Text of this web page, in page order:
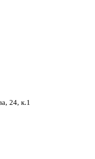
24, к.1